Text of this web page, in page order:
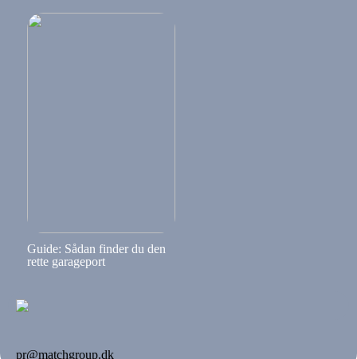
Guide: Sådan finder du den
rette garageport
pr@matchgroup.dk